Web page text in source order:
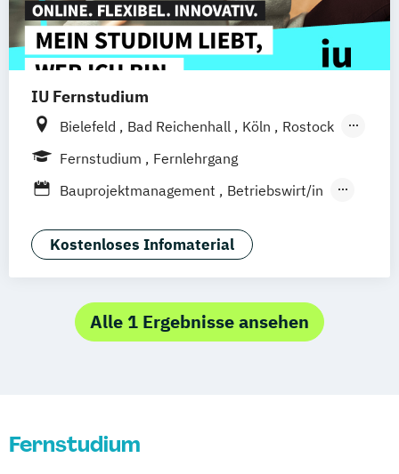
IU Fernstudium
Bielefeld Bad Reichenhall Köln
Rostock
Freiburg
Frankfurt am Main
Deggendorf Karlsruhe Kassel
Oberhausen Offenbach Saarbrücken
Neu-Ulm Graz Innsbruck Wien
Augsburg Freising Friedrichshafen
Klagenfurt Magdeburg Münster Trier
Würzburg Chemnitz Linz
Fernstudium
Fernlehrgang
Bauprojektmanagement
Betriebswirt/in
Gesundheitsmanagement
Betriebswirt/in im Pflegemanagement
Betriebswirtschaftslehre und Customer
Experience Management
Betriebswirtschaftslehre – Office
Kostenloses Infomaterial
Alle 1 Ergebnisse ansehen
Fernstudium